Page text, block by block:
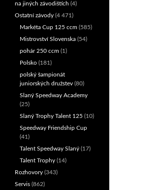
na jiných závodištích (4)
Ostatní závody (4 471)
Markéta Cup 125 ccm (585)
Mistrovství Slovenska (54)
pohár 250 ccm (1)
Polsko (181)
polský šampionát
juniorských družstev (80)
Slaný Speedway Academy
(25)
Slaný Trophy Talent 125 (10)
Speedway Friendship Cup
(41)
Talent Speedway Slaný (17)
Talent Trophy (14)
Rozhovory (343)
Servis (862)